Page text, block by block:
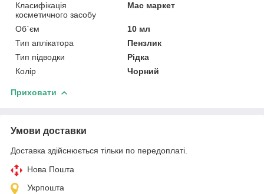
Класифікація
косметичного засобу
Мас маркет
Об`єм
10 мл
Тип аплікатора
Пензлик
Тип підводки
Рідка
Колір
Чорний
Приховати
Умови доставки
Доставка здійснюється тільки по передоплаті.
Нова Пошта
Укрпошта